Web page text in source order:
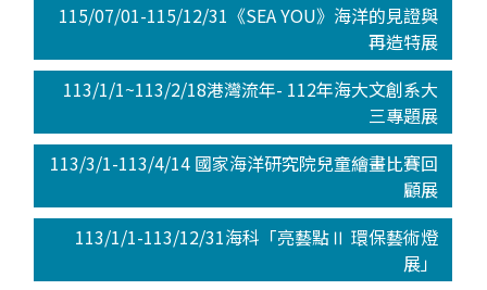
115/07/01-115/12/31《SEA YOU》海洋的見證與
再造特展
113/1/1~113/2/18港灣流年- 112年海大文創系大
三專題展
113/3/1-113/4/14 國家海洋研究院兒童繪畫比賽回
顧展
113/1/1-113/12/31海科「亮藝點Ⅱ 環保藝術燈
展」